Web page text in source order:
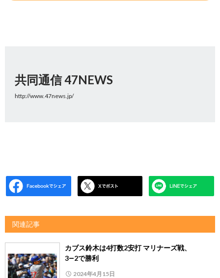
共同通信 47NEWS
http://www.47news.jp/
関連記事
カブス鈴木は4打数2安打 マリナーズ戦、
3―2で勝利
2024年4月15日